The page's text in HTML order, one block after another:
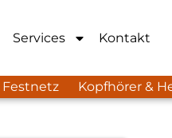
Services Kontakt
Festnetz Kopfhörer &